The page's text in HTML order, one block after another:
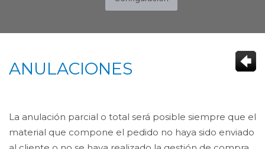
ANULACIONES
La anulación parcial o total será posible siempre que el
material que compone el pedido no haya sido enviado